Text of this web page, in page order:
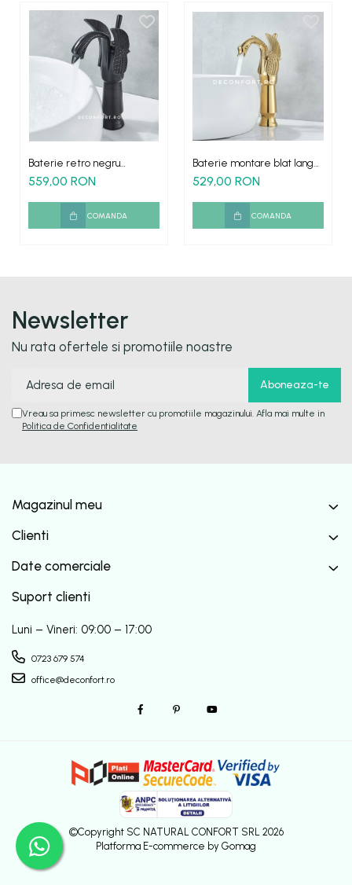
Baterie retro negru
antichizat Lebada Dark
montare blat langa chiuveta
559,00 RON
COMANDA
Baterie montare blat langa
lavoar aurie Lebada Gold
529,00 RON
COMANDA
Newsletter
Nu rata ofertele si promotiile noastre
Vreau sa primesc newsletter cu promotiile magazinului. Afla mai multe in
Politica de Confidentialitate
Magazinul meu
Clienti
Date comerciale
Suport clienti
Luni – Vineri: 09:00 – 17:00
0723 679 574
office@deconfort.ro
©Copyright SC NATURAL CONFORT SRL 2026
Platforma E-commerce by Gomag